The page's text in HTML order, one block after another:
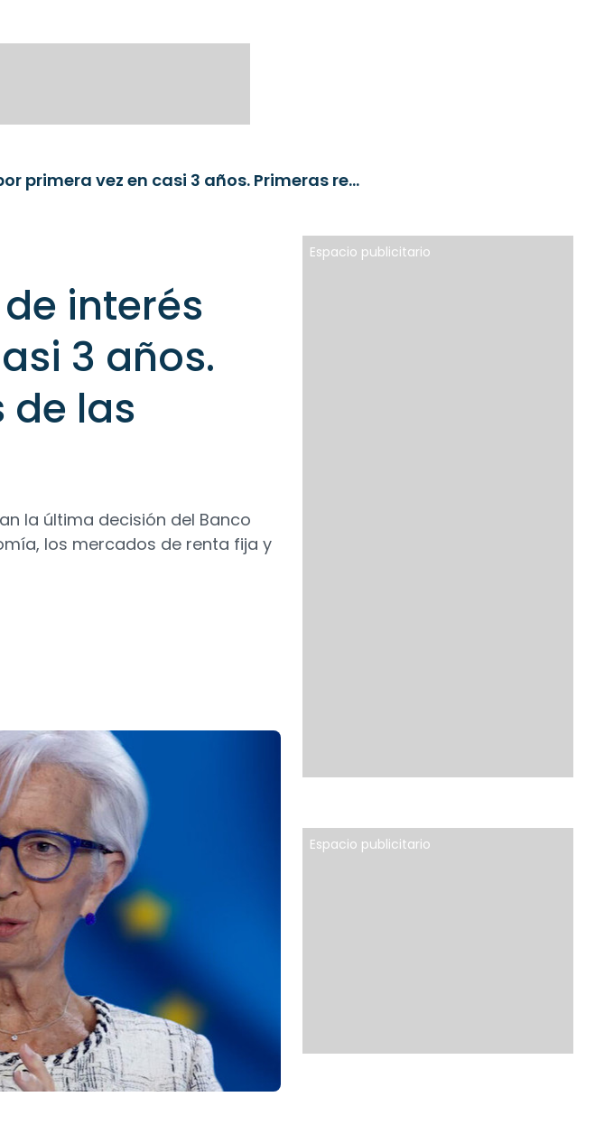
El BCE sube los tipos de interés por primera vez en casi 3 años. Primeras reacciones de las gestoras
de interés
3 años.
de las
la última decisión del Banco
los mercados de renta fija y
Espacio publicitario
Espacio publicitario